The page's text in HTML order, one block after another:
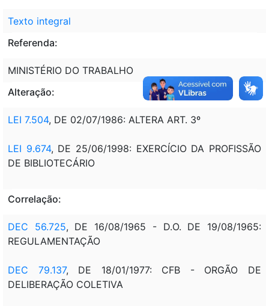
Texto integral
Referenda:
MINISTÉRIO DO TRABALHO
Alteração:
LEI 7.504, DE 02/07/1986: ALTERA ART. 3º
LEI 9.674, DE 25/06/1998: EXERCÍCIO DA PROFISSÃO
DE BIBLIOTECÁRIO
Correlação:
DEC 56.725, DE 16/08/1965 - D.O. DE 19/08/1965:
REGULAMENTAÇÃO
DEC 79.137, DE 18/01/1977: CFB - ORGÃO DE
DELIBERAÇÃO COLETIVA